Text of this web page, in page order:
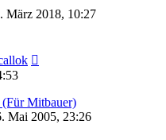
März 2018, 10:27
(Für Mitbauer)
Mai 2005, 23:26